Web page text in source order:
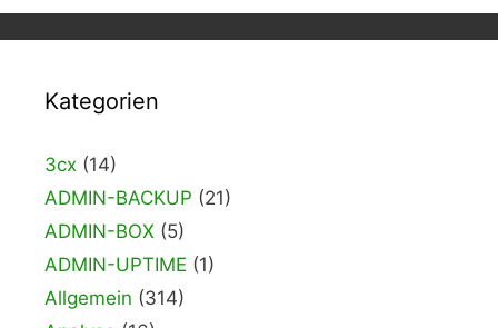
Kategorien
3cx (14)
ADMIN-BACKUP (21)
ADMIN-BOX (5)
ADMIN-UPTIME (1)
Allgemein (314)